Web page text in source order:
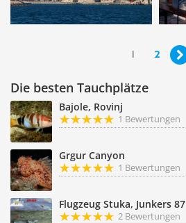
1 2 
Die besten Tauchplätze
Bajole, Rovinj
1 Bewertungen
Grgur Canyon
1 Bewertungen
Flugzeug Stuka, Junkers 87
2 Bewertungen